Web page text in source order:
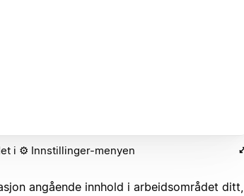
i ⚙️ Innstillinger-menyen
angående innhold i arbeidsområdet ditt,